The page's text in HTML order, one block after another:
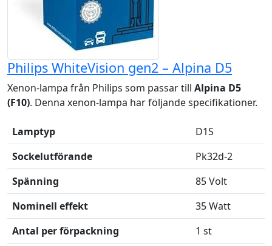
Philips WhiteVision gen2 – Alpina D5
Xenon-lampa från Philips som passar till Alpina D5
(F10). Denna xenon-lampa har följande specifikationer.
Lamptyp
D1S
Sockelutförande
Pk32d-2
Spänning
85 Volt
Nominell effekt
35 Watt
Antal per förpackning
1 st